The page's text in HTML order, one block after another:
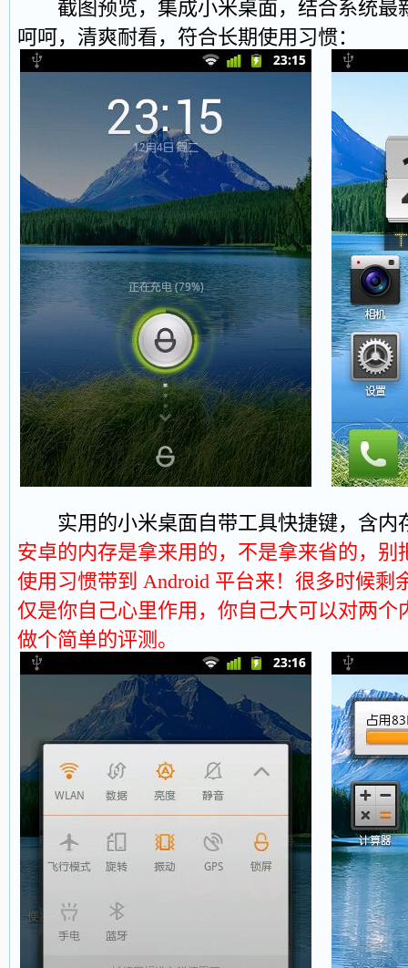
截图预览，集成小米桌面，结合系统最
呵呵，清爽耐看，符合长期使用习惯：
实用的小米桌面自带工具快捷键，含内
安卓的内存是拿来用的，不是拿来省的，别
使用习惯带到 Android 平台来！很多时候剩
仅是你自己心里作用，你自己大可以对两个
做个简单的评测。